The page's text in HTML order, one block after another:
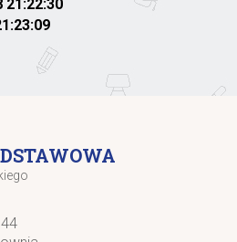
21:22:30